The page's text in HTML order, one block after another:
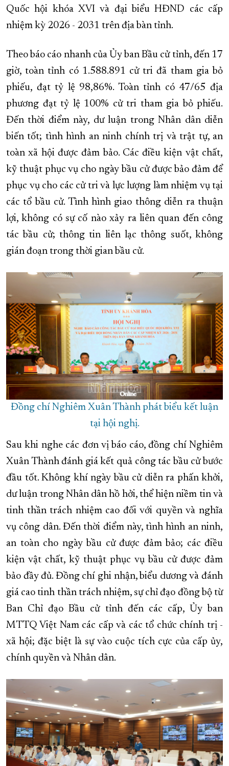
Quốc hội khóa XVI và đại biểu HĐND các cấp
nhiệm kỳ 2026 - 2031 trên địa bàn tỉnh.
Theo báo cáo nhanh của Ủy ban Bầu cử tỉnh, đến 17
giờ, toàn tỉnh có 1.588.891 cử tri đã tham gia bỏ
phiếu, đạt tỷ lệ 98,86%. Toàn tỉnh có 47/65 địa
phương đạt tỷ lệ 100% cử tri tham gia bỏ phiếu.
Đến thời điểm này, dư luận trong Nhân dân diễn
biến tốt; tình hình an ninh chính trị và trật tự, an
toàn xã hội được đảm bảo. Các điều kiện vật chất,
kỹ thuật phục vụ cho ngày bầu cử được bảo đảm để
phục vụ cho các cử tri và lực lượng làm nhiệm vụ tại
các tổ bầu cử. Tình hình giao thông diễn ra thuận
lợi, không có sự cố nào xảy ra liên quan đến công
tác bầu cử; thông tin liên lạc thông suốt, không
gián đoạn trong thời gian bầu cử.
Đồng chí Nghiêm Xuân Thành phát biểu kết luận
tại hội nghị.
Sau khi nghe các đơn vị báo cáo, đồng chí Nghiêm
Xuân Thành đánh giá kết quả công tác bầu cử bước
đầu tốt. Không khí ngày bầu cử diễn ra phấn khởi,
dư luận trong Nhân dân hồ hởi, thể hiện niềm tin và
tinh thần trách nhiệm cao đối với quyền và nghĩa
vụ công dân. Đến thời điểm này, tình hình an ninh,
an toàn cho ngày bầu cử được đảm bảo; các điều
kiện vật chất, kỹ thuật phục vụ bầu cử được đảm
bảo đầy đủ. Đồng chí ghi nhận, biểu dương và đánh
giá cao tinh thần trách nhiệm, sự chỉ đạo đồng bộ từ
Ban Chỉ đạo Bầu cử tỉnh đến các cấp, Ủy ban
MTTQ Việt Nam các cấp và các tổ chức chính trị -
xã hội; đặc biệt là sự vào cuộc tích cực của cấp ủy,
chính quyền và Nhân dân.